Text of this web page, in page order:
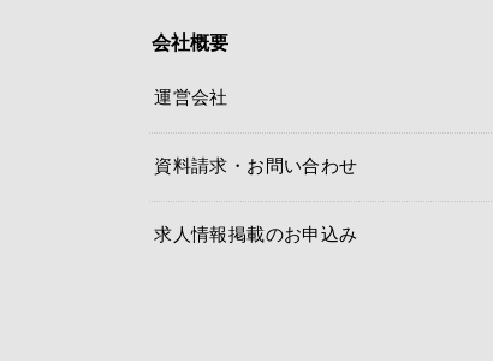
会社概要
運営会社
資料請求・お問い合わせ
求人情報掲載のお申込み